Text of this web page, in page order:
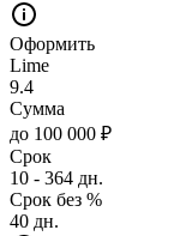
Оформить
Lime
9.4
Сумма
до 100 000 ₽
Срок
10 - 364 дн.
Срок без %
40 дн.